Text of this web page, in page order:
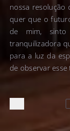
nossa
quer que o
de mim,
tranquilizadora
para a luz da
de observar esse